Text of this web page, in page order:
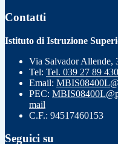
Contatti
Istituto di Istruzione
Via Salvador
Tel: Tel. 039 27 89 430
Email:
PEC:
mail
C.F.: 94517460153
Seguici su